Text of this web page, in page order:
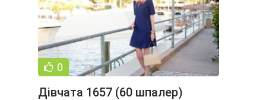
0
Дівчата 1657 (60 шпалер)